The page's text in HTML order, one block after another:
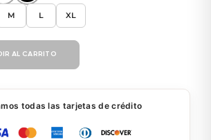
M L XL
AL CARRITO
todas las tarjetas de crédito